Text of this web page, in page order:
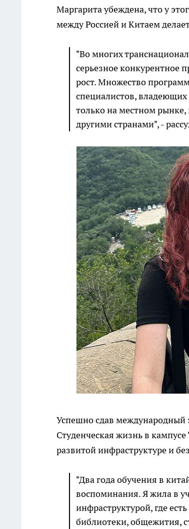
Маргарита убеждена, что у
между Россией и Китаем
"Во многих
серьезное конкурентное
рост. Множество
специалистов, владеющих
только на местном
другими странами", -
Успешно сдав международный
Студенческая жизнь в
развитой инфраструктуре и
"Два года обучения в
воспоминания. Я жила в
инфраструктурой, где
библиотеки, общежития,